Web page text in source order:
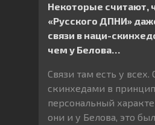
Некоторые считают,
«Русского ДПНИ»
связи в наци-
чем у Белова…
Связи там есть у всех.
скинхедами в
персональный
они и у Белова, это